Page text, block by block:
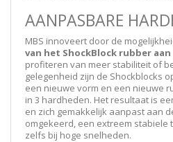
AANPASBARE
MBS innoveert door de
van het ShockBlock rubber
profiteren van meer stabiliteit of
gelegenheid zijn de Shockblocks
een nieuwe vorm en een nieuwe
in 3 hardheden. Het resultaat is
en zich gemakkelijk aanpast aan
omgekeerd, een extreem stabiele
zelfs bij hoge snelheden.